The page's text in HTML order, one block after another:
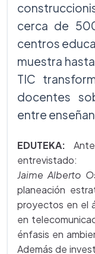
cerca de
centros
muestra
TIC
docentes
entre
EDUTEKA:
entrevistado:
Jaime Alberto
planeación
proyectos en el
en
énfasis en
Además de